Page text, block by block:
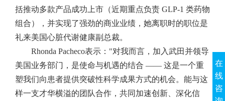
括推动多款产品成功上市（近期重点负责 GLP-1 类药物
组合），并实现了强劲的商业业绩，她离职时的职位是
礼来美国心脏代谢健康副总裁。
Rhonda Pacheco表示："对我而言，加入武田并领导
美国业务部门，是使命与机遇的结合 —— 这是一个重
塑我们向患者提供突破性科学成果方式的机会。能与这
样一支才华横溢的团队合作，共同加速创新、深化信
在
线
咨